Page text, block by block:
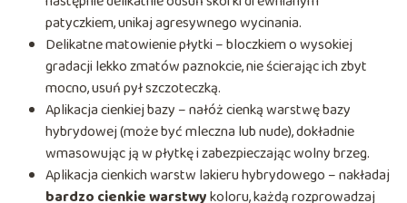
patyczkiem, unikaj agresywnego wycinania.
Delikatne matowienie płytki – bloczkiem o wysokiej
gradacji lekko zmatów paznokcie, nie ścierając ich zbyt
mocno, usuń pył szczoteczką.
Aplikacja cienkiej bazy – nałóż cienką warstwę bazy
hybrydowej (może być mleczna lub nude), dokładnie
wmasowując ją w płytkę i zabezpieczając wolny brzeg.
Aplikacja cienkich warstw lakieru hybrydowego – nakładaj
bardzo cienkie warstwykoloru, każdą rozprowadzaj